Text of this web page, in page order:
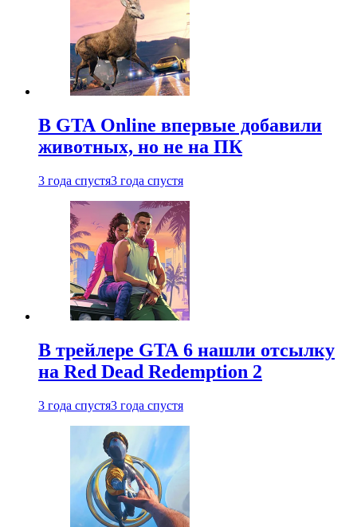
В GTA Online впервые добавили
животных, но не на ПК
3 года спустя3 года спустя
В трейлере GTA 6 нашли отсылку
на Red Dead Redemption 2
3 года спустя3 года спустя